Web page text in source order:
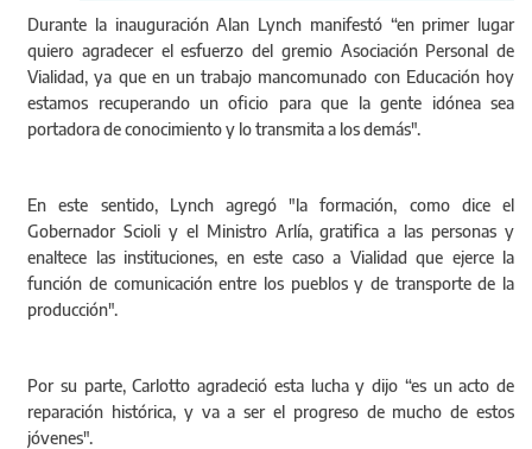
Arrecifes.
Durante la inauguración Alan Lynch manifestó “en primer lugar
quiero agradecer el esfuerzo del gremio Asociación Personal de
Vialidad, ya que en un trabajo mancomunado con Educación hoy
estamos recuperando un oficio para que la gente idónea sea
portadora de conocimiento y lo transmita a los demás".
En este sentido, Lynch agregó "la formación, como dice el
Gobernador Scioli y el Ministro Arlía, gratifica a las personas y
enaltece las instituciones, en este caso a Vialidad que ejerce la
función de comunicación entre los pueblos y de transporte de la
producción".
Por su parte, Carlotto agradeció esta lucha y dijo “es un acto de
reparación histórica, y va a ser el progreso de mucho de estos
jóvenes".